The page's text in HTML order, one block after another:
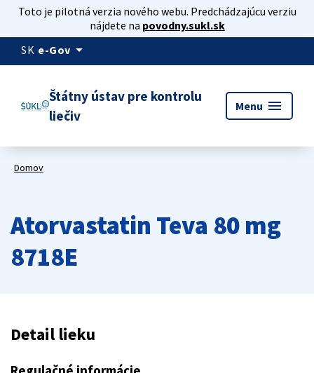
Toto je pilotná verzia nového webu. Predchádzajúcu verziu
nájdete na povodny.sukl.sk
SK e-Gov arrow_drop_down
Štátny ústav pre kontrolu
liečiv
Menu menu
Domov
Atorvastatin Teva 80 mg
8718E
Detail lieku